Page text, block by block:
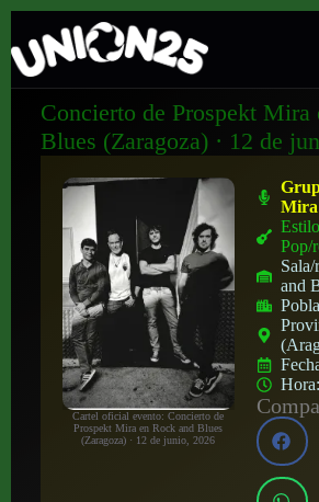
Concierto de Prospekt Mira
Blues (Zaragoza) · 12 de
Cartel oficial evento: Concierto de
Prospekt Mira en Rock and Blues
(Zaragoza) · 12 de junio, 2026
Mira
Pop/
and